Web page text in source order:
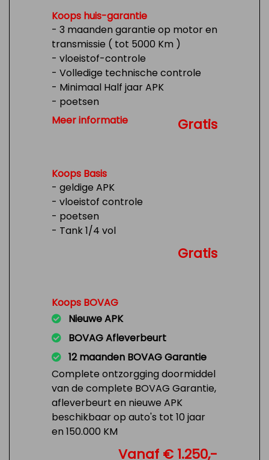
Koops huis-garantie
- 3 maanden garantie op motor en
transmissie ( tot 5000 Km )
- vloeistof-controle
- Volledige technische controle
- Minimaal Half jaar APK
- poetsen
- Tank 1/4 vol
Meer informatie Gratis
Koops Basis
- geldige APK
- vloeistof controle
- poetsen
- Tank 1/4 vol
Gratis
Koops BOVAG
Nieuwe APK
BOVAG Afleverbeurt
12 maanden BOVAG Garantie
Complete ontzorgging doormiddel
van de complete BOVAG Garantie,
afleverbeurt en nieuwe APK
beschikbaar op auto's tot 10 jaar
en 150.000 KM
Vanaf € 1.250,-